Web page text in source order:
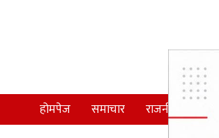
होमपेज समाचार राजनीति